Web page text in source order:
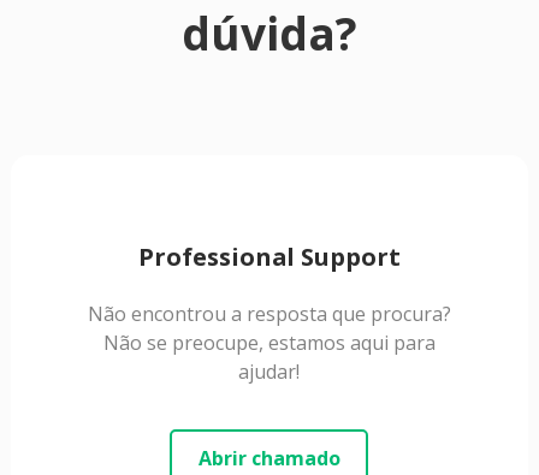
dúvida?
Professional Support
Não encontrou a resposta que procura?
Não se preocupe, estamos aqui para
ajudar!
Abrir chamado